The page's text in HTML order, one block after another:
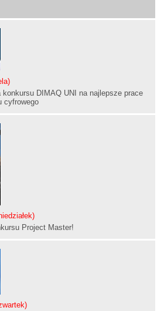
konkursu DIMAQ UNI na najlepsze prace
cyfrowego
Project Master!